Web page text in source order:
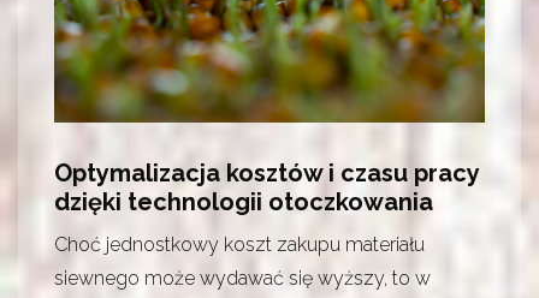
Optymalizacja kosztów i czasu pracy
dzięki technologii otoczkowania
Choć jednostkowy koszt zakupu materiału
siewnego może wydawać się wyższy, to w